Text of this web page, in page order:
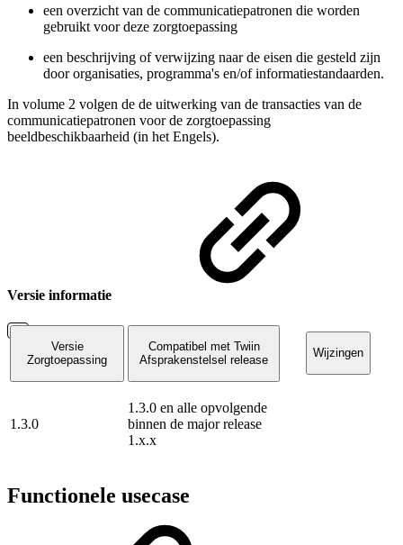
een overzicht van de communicatiepatronen die worden
gebruikt voor deze zorgtoepassing
een beschrijving of verwijzing naar de eisen die gesteld zijn
door organisaties, programma's en/of informatiestandaarden.
In volume 2 volgen de de uitwerking van de transacties van de
communicatiepatronen voor de zorgtoepassing
beeldbeschikbaarheid (in het Engels).
Versie informatie
Versie
Zorgtoepassing
Compatibel met Twiin
Afsprakenstelsel release
Wijzingen
1.3.0
1.3.0 en alle opvolgende
binnen de major release
1.x.x
Functionele usecase